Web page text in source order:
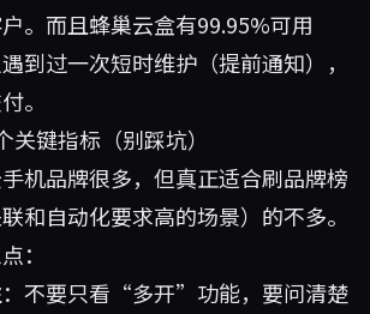
。而且蜂巢云盒有99.95%可用
到过一次短时维护（提前通知），
。
键指标（别踩坑）
机品牌很多，但真正适合刷品牌榜
和自动化要求高的场景）的不多。
：
：不要只看“多开”功能，要问清楚